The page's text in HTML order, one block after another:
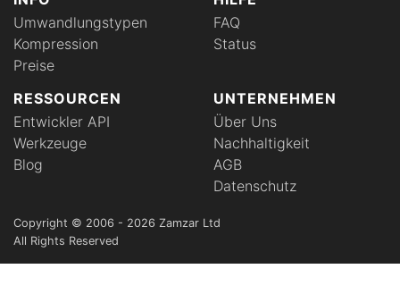
Umwandlungstypen
Kompression
Preise
FAQ
Status
RESSOURCEN
Entwickler API
Werkzeuge
Blog
UNTERNEHMEN
Über Uns
Nachhaltigkeit
AGB
Datenschutz
Copyright © 2006 - 2026 Zamzar Ltd
All Rights Reserved